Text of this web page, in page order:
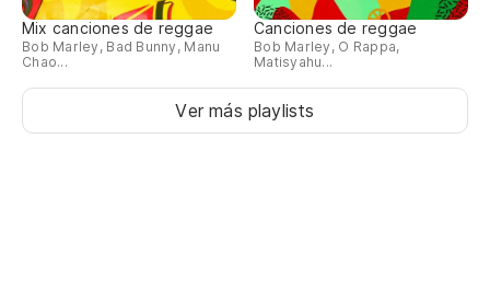
Mix canciones de reggae
Bob Marley, Bad Bunny, Manu
Chao...
Canciones de reggae
Bob Marley, O Rappa,
Matisyahu...
Ver más playlists